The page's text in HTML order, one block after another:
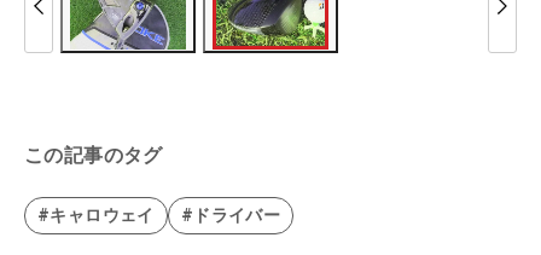
この記事のタグ
#キャロウェイ #ドライバー